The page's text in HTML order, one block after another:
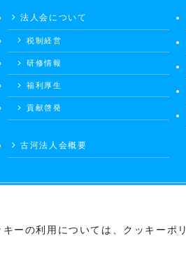
ーの利用については、クッキーポリ
法人会について
税制経営
研修情報
福利厚生
貢献啓発
古河法人会概要